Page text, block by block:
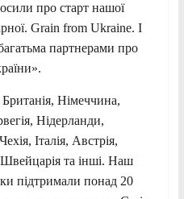
про старт нашої
Grain from Ukraine. І
партнерами про
Німеччина,
Нідерланди,
Італія, Австрія,
та інші. Наш
підтримали понад 20